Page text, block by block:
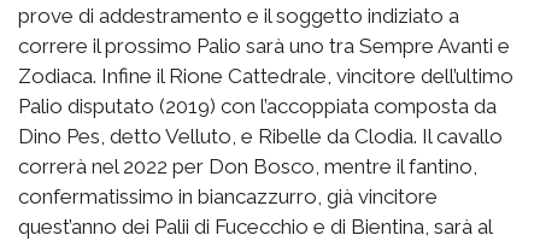
prove di addestramento e il soggetto indiziato a
correre il prossimo Palio sarà uno tra Sempre Avanti e
Zodiaca. Infine il Rione Cattedrale, vincitore dell’ultimo
Palio disputato (2019) con l’accoppiata composta da
Dino Pes, detto Velluto, e Ribelle da Clodia. Il cavallo
correrà nel 2022 per Don Bosco, mentre il fantino,
confermatissimo in biancazzurro, già vincitore
quest’anno dei Palii di Fucecchio e di Bientina, sarà al